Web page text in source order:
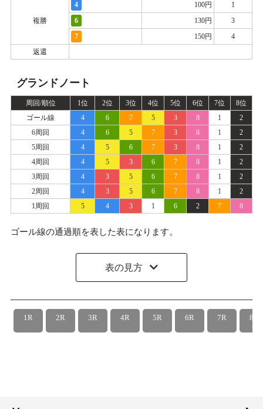
複勝
4 100円
1
6
130円
3
7
150円
4
返還
グランドノート
周回/順位 1位 2位 3位 4位 5位 6位 7位
8位
ゴール線
4 6 7 5 3 8 1
2
6周回
4 6 5 7 3 8 1
2
5周回
4 5 6 7 3 8 1
2
4周回
4 5 3 6 7 8 1
2
3周回
4 3 5 6 7 8 1
2
2周回
4 3 5 6 7 8 1
2
1周回
5 4 3 1 6 2 7 8
ゴール線の通過順を表した表になります。
表の見方
1R 2R 3R 4R 5R 6R 7R 8R